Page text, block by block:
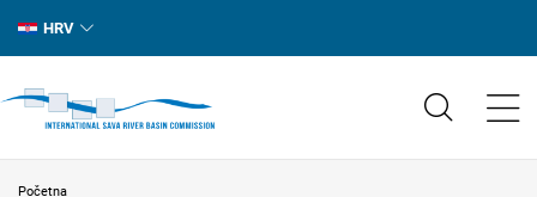
HRV
Početna